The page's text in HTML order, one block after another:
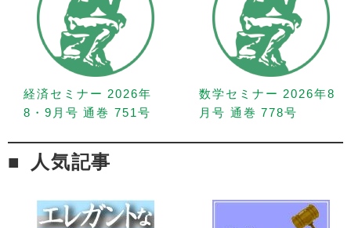
経済セミナー 2026年
8・9月号 通巻 751号
数学セミナー 2026年8
月号 通巻 778号
人気記事